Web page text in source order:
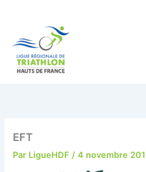
EFT
Par LigueHDF/4 novembre